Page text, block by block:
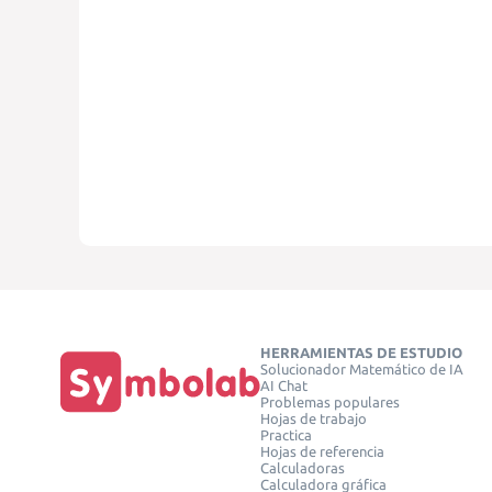
HERRAMIENTAS DE ESTUDIO
Solucionador Matemático de IA
AI Chat
Problemas populares
Hojas de trabajo
Practica
Hojas de referencia
Calculadoras
Calculadora gráfica